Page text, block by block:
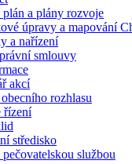
a plány rozvoje
úpravy a mapování
a nařízení
smlouvy
akcí
rozhlasu
řízení
středisko
službou